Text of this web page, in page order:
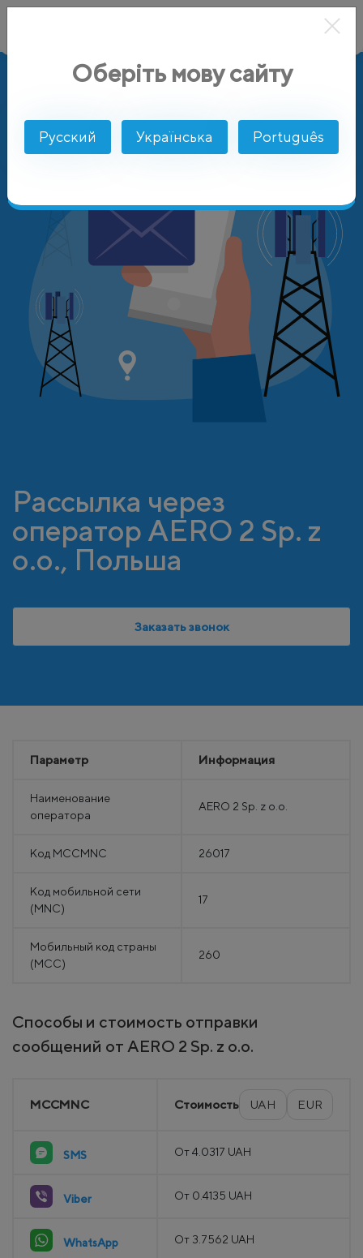
AERO 2 Sp. z o.o.
Рассылка через
оператор AERO 2 Sp. z
o.o., Польша
Заказать звонок
Параметр Информация
Наименование
оператора
AERO 2 Sp. z o.o.
Код MCCMNC 26017
Код мобильной сети
(MNC)
17
Мобильный код страны
(MCC)
260
Способы и стоимость отправки
сообщений от AERO 2 Sp. z o.o.
MCCMNC Стоимость UAH EUR
SMS От 4.0317 UAH
Viber От 0.4135 UAH
WhatsApp От 3.7562 UAH
Оберіть мову сайту
Русский Українська Português